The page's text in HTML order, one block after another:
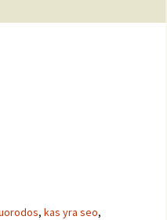
, kas yra seo,